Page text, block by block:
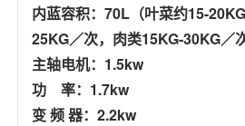
内蓝容积：70L（叶菜约15-
25KG／次，肉类15KG-30KG／次
主轴电机：1.5kw
功 率：1.7kw
变 频 器：2.2kw